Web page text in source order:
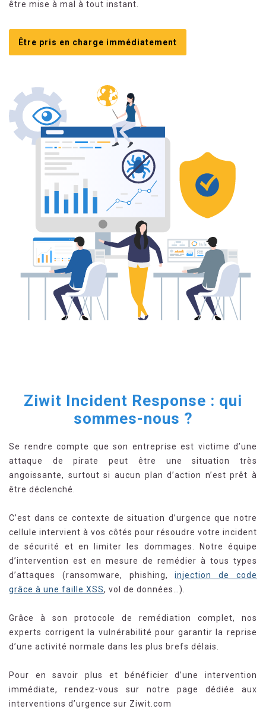
être mise à mal à tout instant.
Être pris en charge immédiatement
Ziwit Incident Response : qui
sommes-nous ?
Se rendre compte que son entreprise est victime d’une
attaque de pirate peut être une situation très
angoissante, surtout si aucun plan d’action n’est prêt à
être déclenché.
C’est dans ce contexte de situation d’urgence que notre
cellule intervient à vos côtés pour résoudre votre incident
de sécurité et en limiter les dommages. Notre équipe
d’intervention est en mesure de remédier à tous types
d’attaques (ransomware, phishing,injection de code
grâce à une faille XSS, vol de données…).
Grâce à son protocole de remédiation complet, nos
experts corrigent la vulnérabilité pour garantir la reprise
d’une activité normale dans les plus brefs délais.
Pour en savoir plus et bénéficier d’une intervention
immédiate, rendez-vous sur notre page dédiée aux
interventions d’urgence sur Ziwit.com